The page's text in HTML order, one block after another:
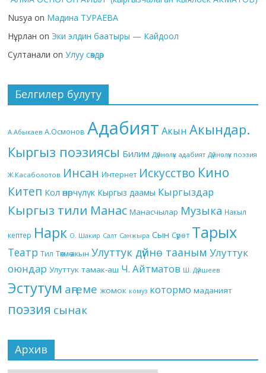
Nusya on Мадина ТУРАЕВА
Нұрлан on Эки элдин баатыры — Кайдоол
Султанали onУлуу сөздөр
Белгилер булуту
А.Абыкаев А.Осмонов Адабият Акын Акындар.
Кыргыз поэзиясы Билим Дүйнөлүк адабият Дүйнөлүк поэзия
Ж.Касаболотов Инсан Интернет Искусство Кино
Китеп Кол өнөрчүлүк Кыргыз даамы Кыргыздар
Кыргыз тили Манас Манасчылар Музыка Накыл
кептер Нарк О. Шакир Салт Санжыра Сын Сүрөт Тарых
Театр Тил Төкмө акын Улуттук дүйнө тааным Улуттук
оюндар Улуттук тамак-аш Ч. Айтматов Ш. Дүйшеев
Эстутум аңгеме жомок комуз котормо маданият
поэзия сынак
Архив